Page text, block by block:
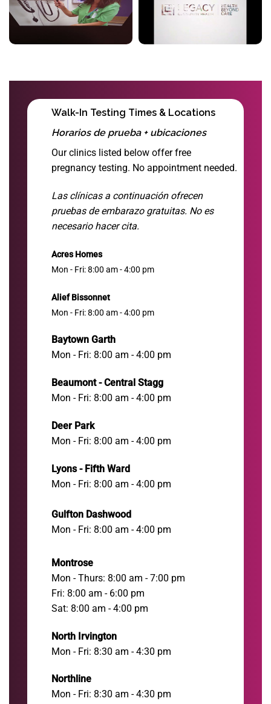
Walk-In Testing Times & Locations
Horarios de prueba + ubicaciones
Our clinics listed below offer free
pregnancy testing. No appointment needed.
Las clínicas a continuación ofrecen
pruebas de embarazo gratuitas. No es
necesario hacer cita.
Acres Homes
Mon - Fri: 8:00 am - 4:00 pm
Alief Bissonnet
Mon - Fri: 8:00 am - 4:00 pm
Baytown Garth
Mon - Fri: 8:00 am - 4:00 pm
Beaumont - Central Stagg
Mon - Fri: 8:00 am - 4:00 pm
Deer Park
Mon - Fri: 8:00 am - 4:00 pm
Lyons - Fifth Ward
Mon - Fri: 8:00 am - 4:00 pm
Gulfton Dashwood
Mon - Fri: 8:00 am - 4:00 pm
Montrose
Mon - Thurs: 8:00 am - 7:00 pm
Fri: 8:00 am - 6:00 pm
Sat: 8:00 am - 4:00 pm
North Irvington
Mon - Fri: 8:30 am - 4:30 pm
Northline
Mon - Fri: 8:30 am - 4:30 pm